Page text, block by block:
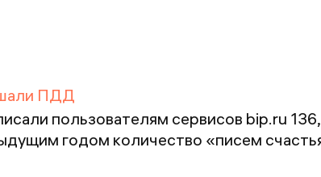
ПДД
пользователям сервисов bip.ru
годом количество «писем